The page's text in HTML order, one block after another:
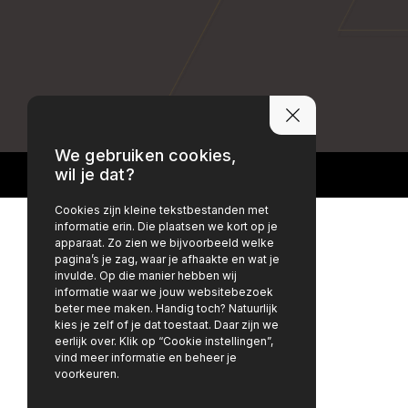
We gebruiken cookies,
wil je dat?
Cookies zijn kleine tekstbestanden met
informatie erin. Die plaatsen we kort op je
apparaat. Zo zien we bijvoorbeeld welke
pagina’s je zag, waar je afhaakte en wat je
invulde. Op die manier hebben wij
informatie waar we jouw websitebezoek
beter mee maken. Handig toch? Natuurlijk
kies je zelf of je dat toestaat. Daar zijn we
eerlijk over. Klik op “Cookie instellingen”,
vind meer informatie en beheer je
voorkeuren.